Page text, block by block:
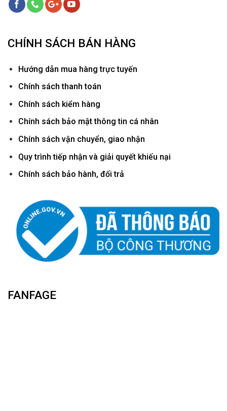
CHÍNH SÁCH BÁN HÀNG
Hướng dẫn mua hàng trực tuyến
Chính sách thanh toán
Chính sách kiểm hàng
Chính sách bảo mật thông tin cá nhân
Chính sách vận chuyển, giao nhận
Quy trình tiếp nhận và giải quyết khiếu nại
Chính sách bảo hành, đổi trả
FANFAGE